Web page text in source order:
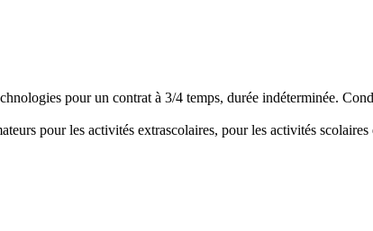
pour un contrat à 3/4 temps, durée indéterminée.
pour les activités extrascolaires, pour les activités